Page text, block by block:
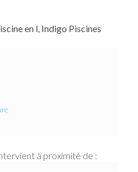
en l, Indigo Piscines
à proximité de :